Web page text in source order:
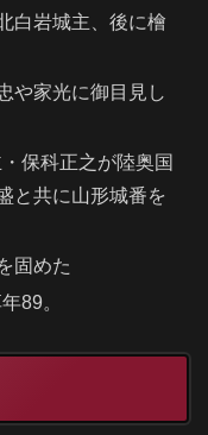
白岩城主、後に檜
や家光に御目見し
保科正之が陸奥国
と共に山形城番を
固めた
89。